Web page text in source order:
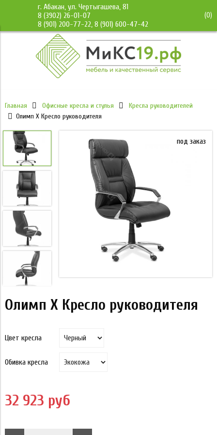
г. Абакан, ул. Чертыгашева, 81
8 (3902) 26-01-07
8 (901) 200-77-22, 8 (901) 600-47-42
(0)
Главная Офисные кресла и стулья
Кресла руководителей
Олимп X Кресло руководителя
под заказ
Олимп X Кресло руководителя
Цвет кресла
Обивка кресла
32 923 руб